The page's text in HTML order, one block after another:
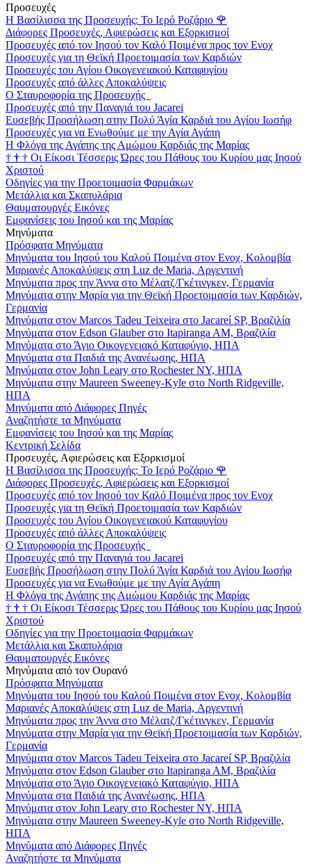
Προσευχές
Η Βασίλισσα της Προσευχής: Το Ιερό Ροζάριο 🌹
Διάφορες Προσευχές, Αφιερώσεις και Εξορκισμοί
Προσευχές από τον Ιησού τον Καλό Ποιμένα προς τον Ενοχ
Προσευχές για τη Θεϊκή Προετοιμασία των Καρδιών
Προσευχές του Αγίου Οικογενειακού Καταφυγίου
Προσευχές από άλλες Αποκαλύψεις
Ο Σταυροφορία της Προσευχής
Προσευχές από την Παναγιά του Jacarei
Ευσεβής Προσήλωση στην Πολύ Άγία Καρδιά του Αγίου Ιωσήφ
Προσευχές για να Ενωθούμε με την Αγία Αγάπη
Η Φλόγα της Αγάπης της Αμώμου Καρδιάς της Μαρίας
† † † Οι Είκοσι Τέσσερις Ώρες του Πάθους του Κυρίου μας Ιησού
Χριστού
Οδηγίες για την Προετοιμασία Φαρμάκων
Μετάλλια και Σκαπυλάρια
Θαυματουργές Εικόνες
Εμφανίσεις του Ιησού και της Μαρίας
Μηνύματα
Πρόσφατα Μηνύματα
Μηνύματα του Ιησού του Καλού Ποιμένα στον Ενοχ, Κολομβία
Μαριανές Αποκαλύψεις στη Luz de Maria, Αργεντινή
Μηνύματα προς την Άννα στο Μέλατζ/Γκέτινγκεν, Γερμανία
Μηνύματα στην Μαρία για την Θεϊκή Προετοιμασία των Καρδιών,
Γερμανία
Μηνύματα στον Marcos Tadeu Teixeira στο Jacareí SP, Βραζιλία
Μηνύματα στον Edson Glauber στο Itapiranga AM, Βραζιλία
Μηνύματα στο Άγιο Οικογενειακό Καταφύγιο, ΗΠΑ
Μηνύματα στα Παιδιά της Ανανέωσης, ΗΠΑ
Μηνύματα στον John Leary στο Rochester NY, ΗΠΑ
Μηνύματα στην Maureen Sweeney-Kyle στο North Ridgeville,
ΗΠΑ
Μηνύματα από Διάφορες Πηγές
Αναζητήστε τα Μηνύματα
Εμφανίσεις του Ιησού και της Μαρίας
Κεντρική Σελίδα
Προσευχές, Αφιερώσεις και Εξορκισμοί
Η Βασίλισσα της Προσευχής: Το Ιερό Ροζάριο 🌹
Διάφορες Προσευχές, Αφιερώσεις και Εξορκισμοί
Προσευχές από τον Ιησού τον Καλό Ποιμένα προς τον Ενοχ
Προσευχές για τη Θεϊκή Προετοιμασία των Καρδιών
Προσευχές του Αγίου Οικογενειακού Καταφυγίου
Προσευχές από άλλες Αποκαλύψεις
Ο Σταυροφορία της Προσευχής
Προσευχές από την Παναγιά του Jacarei
Ευσεβής Προσήλωση στην Πολύ Άγία Καρδιά του Αγίου Ιωσήφ
Προσευχές για να Ενωθούμε με την Αγία Αγάπη
Η Φλόγα της Αγάπης της Αμώμου Καρδιάς της Μαρίας
† † † Οι Είκοσι Τέσσερις Ώρες του Πάθους του Κυρίου μας Ιησού
Χριστού
Οδηγίες για την Προετοιμασία Φαρμάκων
Μετάλλια και Σκαπυλάρια
Θαυματουργές Εικόνες
Μηνύματα από τον Ουρανό
Πρόσφατα Μηνύματα
Μηνύματα του Ιησού του Καλού Ποιμένα στον Ενοχ, Κολομβία
Μαριανές Αποκαλύψεις στη Luz de Maria, Αργεντινή
Μηνύματα προς την Άννα στο Μέλατζ/Γκέτινγκεν, Γερμανία
Μηνύματα στην Μαρία για την Θεϊκή Προετοιμασία των Καρδιών,
Γερμανία
Μηνύματα στον Marcos Tadeu Teixeira στο Jacareí SP, Βραζιλία
Μηνύματα στον Edson Glauber στο Itapiranga AM, Βραζιλία
Μηνύματα στο Άγιο Οικογενειακό Καταφύγιο, ΗΠΑ
Μηνύματα στα Παιδιά της Ανανέωσης, ΗΠΑ
Μηνύματα στον John Leary στο Rochester NY, ΗΠΑ
Μηνύματα στην Maureen Sweeney-Kyle στο North Ridgeville,
ΗΠΑ
Μηνύματα από Διάφορες Πηγές
Αναζητήστε τα Μηνύματα